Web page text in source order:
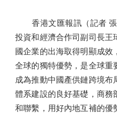
香港文匯報訊（記者 張
投資和經濟合作司副司長王
國企業的出海取得明顯成效
全球的獨特優勢，是全球重
成為推動中國產供鏈跨境布
體系建設的良好基礎，商務
和聯繫，用好內地互補的優